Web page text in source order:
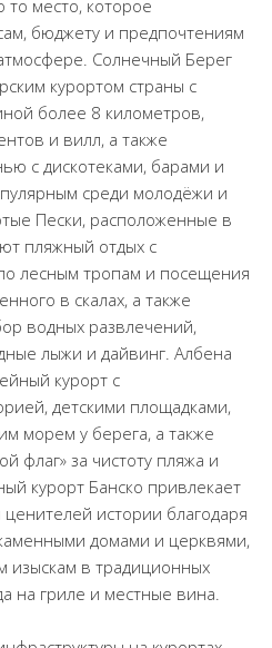
место, которое
бюджету и предпочтениям
Солнечный Берег
курортом страны с
более 8 километров,
и вилл, а также
с дискотеками, барами и
среди молодёжи и
Пески, расположенные в
пляжный отдых с
лесным тропам и посещения
в скалах, а также
водных развлечений,
лыжи и дайвинг. Албена
курорт с
детскими площадками,
морем у берега, а также
флаг» за чистоту пляжа и
курорт Банско привлекает
истории благодаря
домами и церквями,
изыскам в традиционных
на гриле и местные вина.